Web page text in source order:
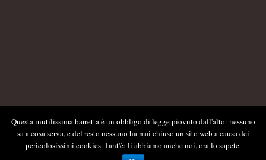
Questa inutilissima barretta è un obbligo di legge piovuto dall'alto: nessuno
sa a cosa serva, e del resto nessuno ha mai chiuso un sito web a causa dei
pericolosissimi cookies. Tant'è: li abbiamo anche noi, ora lo sapete.